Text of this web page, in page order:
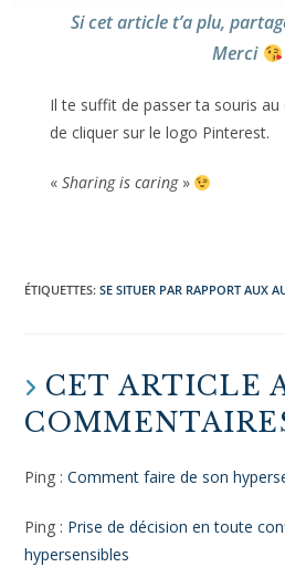
Si cet article t’a plu,
Merci
Il te suffit de passer ta souris au
de cliquer sur le logo Pinterest.
« Sharing is caring»
ÉTIQUETTES:SE SITUER PAR RAPPORT AUX
CET ARTICLE
Ping :Comment faire de son
Ping : Prise de décision en toute
hypersensibles